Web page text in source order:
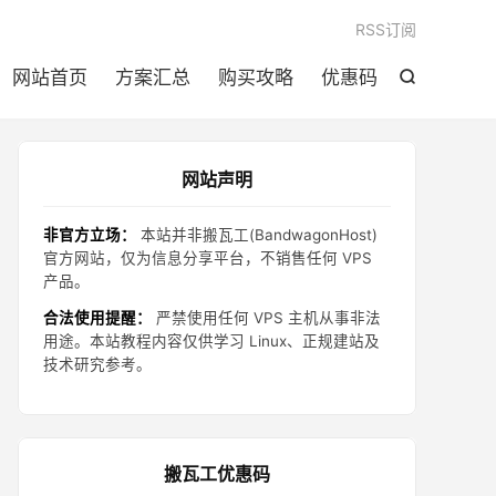

网站首页 方案汇总 购买攻略 优惠码
RSS订阅
网站声明
非官方立场：
本站并非搬瓦工(BandwagonHost)
官方网站，仅为信息分享平台，不销售任何 VPS
产品。
合法使用提醒：
严禁使用任何 VPS 主机从事非法
用途。本站教程内容仅供学习 Linux、正规建站及
技术研究参考。
搬瓦工优惠码